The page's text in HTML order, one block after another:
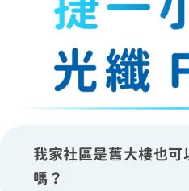
我家社區是舊大樓也可
嗎？